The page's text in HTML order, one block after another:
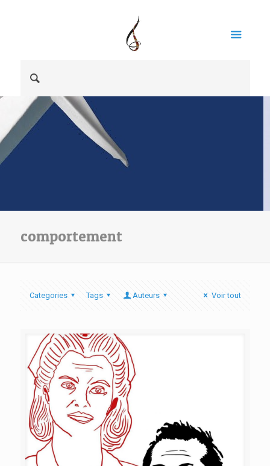
comportement
Categories Tags Auteurs Voir tout